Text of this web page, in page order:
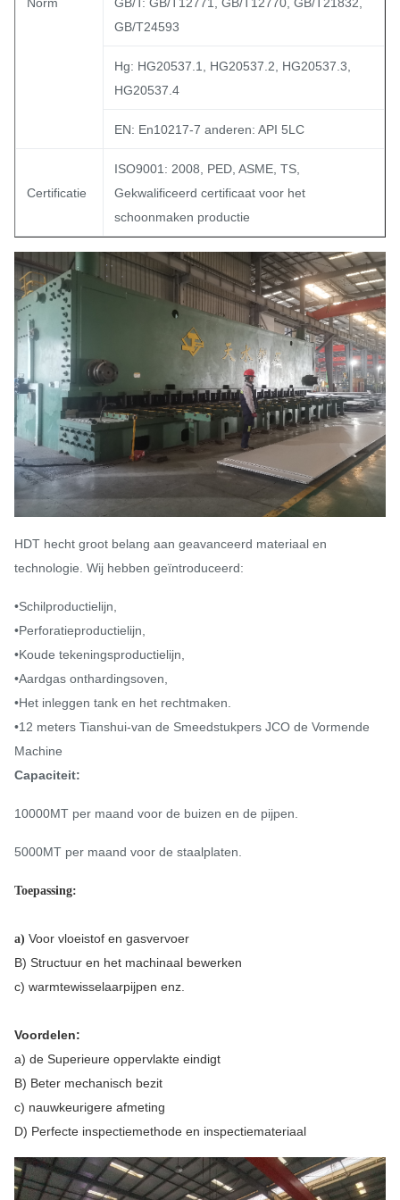
GB/T24593
Hg: HG20537.1, HG20537.2, HG20537.3,
HG20537.4
EN: En10217-7 anderen: API 5LC
Certificatie
ISO9001: 2008, PED, ASME, TS,
Gekwalificeerd certificaat voor het
schoonmaken productie
HDT hecht groot belang aan geavanceerd materiaal en
technologie. Wij hebben geïntroduceerd:
•Schilproductielijn,
•Perforatieproductielijn,
•Koude tekeningsproductielijn,
•Aardgas onthardingsoven,
•Het inleggen tank en het rechtmaken.
•12 meters Tianshui-van de Smeedstukpers JCO de Vormende
Machine
Capaciteit:
10000MT per maand voor de buizen en de pijpen.
5000MT per maand voor de staalplaten.
Toepassing:
a) Voor vloeistof en gasvervoer
B) Structuur en het machinaal bewerken
c) warmtewisselaarpijpen enz.
Voordelen:
a) de Superieure oppervlakte eindigt
B) Beter mechanisch bezit
c) nauwkeurigere afmeting
D) Perfecte inspectiemethode en inspectiemateriaal